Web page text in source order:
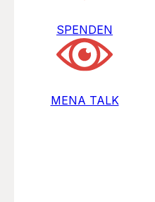
SPENDEN
MENA TALK